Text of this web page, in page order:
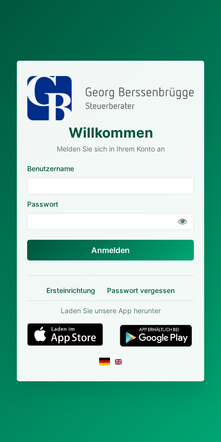
Willkommen
Melden Sie sich in Ihrem Konto an
Benutzername
Passwort
Anmelden
Ersteinrichtung Passwort vergessen
Laden Sie unsere App herunter